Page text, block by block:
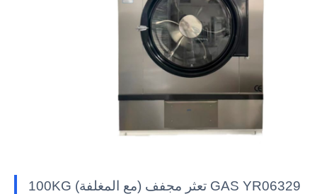
100KG تعثر مجفف (مع المغلفة) GAS YR06329